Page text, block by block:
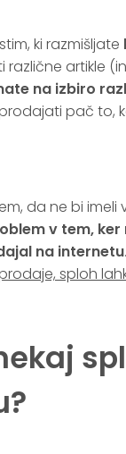
ki razmišljate
različne artikle
na izbiro
pač to,
da ne bi imeli
v tem,
na internetu
sploh